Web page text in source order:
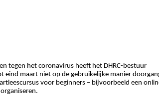
tegen het coronavirus heeft het DHRC-bestuur
eind maart niet op de gebruikelijke manier
voor beginners – bijvoorbeeld een